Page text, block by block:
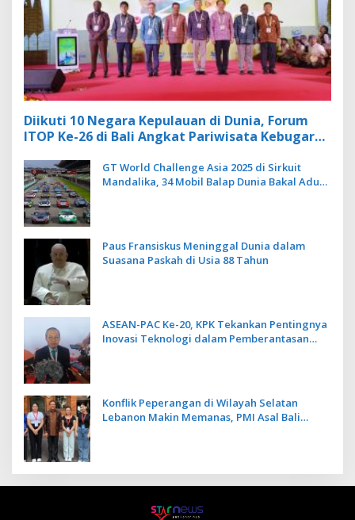
Diikuti 10 Negara Kepulauan di Dunia, Forum
ITOP Ke-26 di Bali Angkat Pariwisata Kebugaran
GT World Challenge Asia 2025 di Sirkuit
Mandalika, 34 Mobil Balap Dunia Bakal Adu
Paus Fransiskus Meninggal Dunia dalam
Suasana Paskah di Usia 88 Tahun
ASEAN-PAC Ke-20, KPK Tekankan Pentingnya
Inovasi Teknologi dalam Pemberantasan
Konflik Peperangan di Wilayah Selatan
Lebanon Makin Memanas, PMI Asal Bali